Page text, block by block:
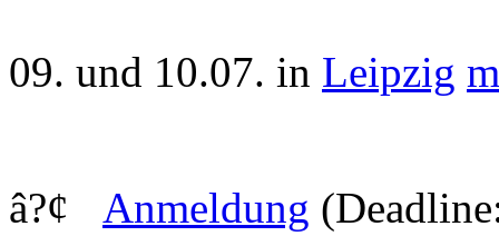
09. und 10.07. in Leipzig
â?¢ Anmeldung